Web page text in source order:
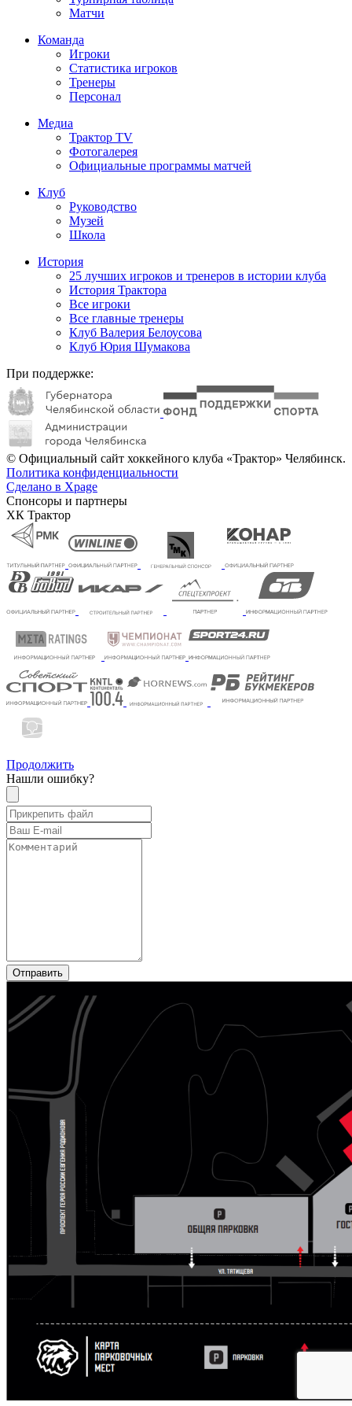
Матчи
Команда
Игроки
Статистика игроков
Тренеры
Персонал
Медиа
Трактор TV
Фотогалерея
Официальные программы матчей
Клуб
Руководство
Музей
Школа
История
25 лучших игроков и тренеров в истории клуба
История Трактора
Все игроки
Все главные тренеры
Клуб Валерия Белоусова
Клуб Юрия Шумакова
При поддержке:
© Официальный сайт хоккейного клуба «Трактор» Челябинск.
Политика конфиденциальности
Сделано в Xpage
Спонсоры и партнеры
ХК Трактор
Продолжить
Нашли ошибку?